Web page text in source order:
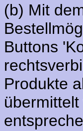
(b) Mit
Buttons
Produkte